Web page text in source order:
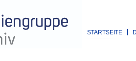
STARTSEITE